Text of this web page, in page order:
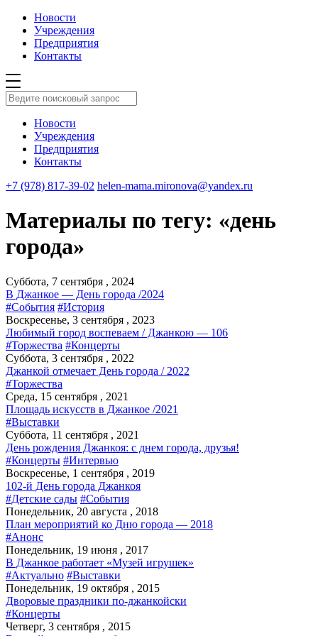
Новости
Учреждения
Предприятия
Контакты
Новости
Учреждения
Предприятия
Контакты
+7 (978) 817-39-02 helen-mama.mironova@yandex.ru
Материалы по тегу: «день
города»
Суббота, 7 сентября , 2024
В Джанкое — День города /2024
#События #История
Воскресенье, 3 сентября , 2023
Любимый город воспеваем / Джанкою — 106
#Торжества #Концерты
Суббота, 3 сентября , 2022
Джанкой отмечает День города / 2022
#Торжества
Среда, 15 сентября , 2021
Площадь искусств в Джанкое /2021
#Выставки
Суббота, 11 сентября , 2021
День рождения Джанкоя: с днем города, друзья!
#Концерты #Интервью
Воскресенье, 1 сентября , 2019
102-й День города Джанкоя
#Детские сады #События
Понедельник, 20 августа , 2018
План мероприятий ко Дню города — 2018
#Анонс
Понедельник, 19 июня , 2017
В Джанкое работает «Музей игрушек»
#Актуально #Выставки
Понедельник, 19 октября , 2015
Дворовые праздники по-джанкойски
#Концерты
Четверг, 3 сентября , 2015